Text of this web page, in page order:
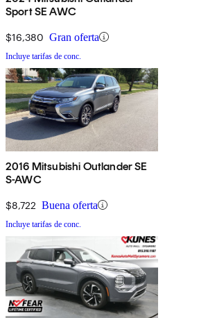
Sport SE AWC
$16,380 Gran oferta
Incluye tarifas de conc.
2016 Mitsubishi Outlander SE
S-AWC
$8,722 Buena oferta
Incluye tarifas de conc.